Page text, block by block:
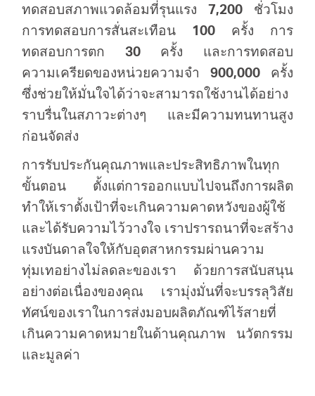
ทดสอบสภาพแวดล้อมที่รุนแรง 7,200 ชั่วโมง
การทดสอบการสั่นสะเทือน 100 ครั้ง การ
ทดสอบการตก 30ครั้ง และการทดสอบ
ความเครียดของหน่วยความจำ 900,000 ครั้ง
ซึ่งช่วยให้มั่นใจได้ว่าจะสามารถใช้งานได้อย่าง
ราบรื่นในสภาวะต่างๆ และมีความทนทานสูง
ก่อนจัดส่ง
การรับประกันคุณภาพและประสิทธิภาพในทุก
ขั้นตอน ตั้งแต่การออกแบบไปจนถึงการผลิต
ทำให้เราตั้งเป้าที่จะเกินความคาดหวังของผู้ใช้
และได้รับความไว้วางใจ เราปรารถนาที่จะสร้าง
แรงบันดาลใจให้กับอุตสาหกรรมผ่านความ
ทุ่มเทอย่างไม่ลดละของเรา ด้วยการสนับสนุน
อย่างต่อเนื่องของคุณ เรามุ่งมั่นที่จะบรรลุวิสัย
ทัศน์ของเราในการส่งมอบผลิตภัณฑ์ไร้สายที่
เกินความคาดหมายในด้านคุณภาพ นวัตกรรม
และมูลค่า